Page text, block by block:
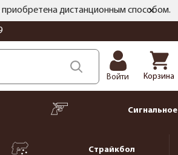
приобретена дистанционным способом.
Войти Корзина
Сигнальное
Страйкбол